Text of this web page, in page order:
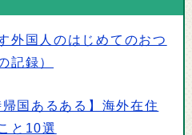
外国人のはじめてのおつ
記録）
国あるある】海外在住
と10選